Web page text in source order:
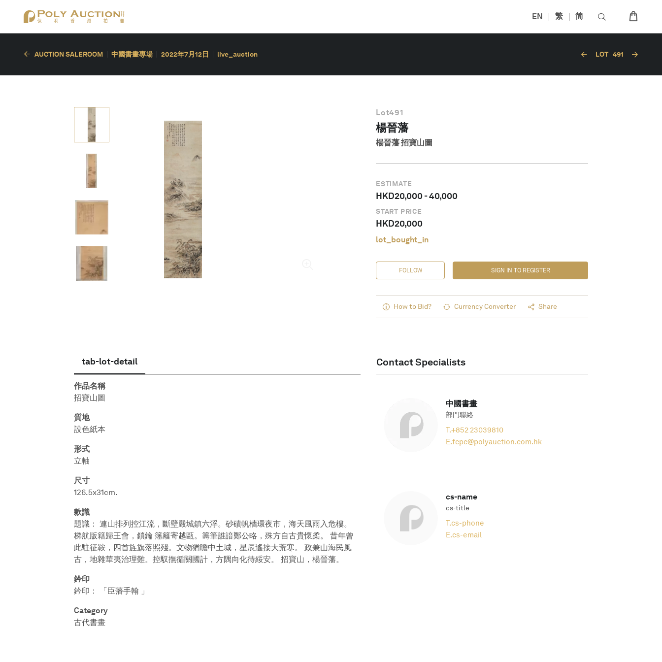
EN 繁 简
繁體中文
AUCTION SALEROOM 中國書畫專場 2022年7月12日 live_auction LOT 491
Lot491
楊晉藩
楊晉藩 招寶山圖
ESTIMATE
HKD20,000-40,000
START PRICE
HKD20,000
lot_bought_in
FOLLOW SIGN IN TO REGISTER
How to Bid? Currency Converter Share
tab-lot-detail
作品名稱
招寶山圖
質地
設色紙本
形式
立軸
尺寸
126.5x31cm.
款識
題識： 連山排列控江流，斷壁嚴城鎮六浮。砂磧帆檣環夜市，海天風雨入危樓。
梯航版籍歸王會，鎖鑰 籓籬寄越甌。籌筆誰諳鄭公略，殊方自古貴懷柔。 昔年曾
此駐征鞍，四首旌旗落照殘。文物猶瞻中土城，星辰遙接大荒寒。 政兼山海民風
古，地雜華夷治理難。控馭撫循關國計，方隅向化待綏安。 招寶山，楊晉藩。
鈐印
鈐印： 「臣藩手翰 」
Category
古代書畫
Contact Specialists
中國書畫
部門聯絡
T.+852 23039810
E.fcpc@polyauction.com.hk
cs-name
cs-title
T.cs-phone
E.cs-email